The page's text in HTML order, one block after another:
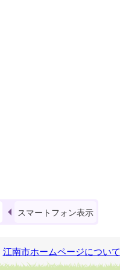
スマートフォン表示
江南市ホームページについて